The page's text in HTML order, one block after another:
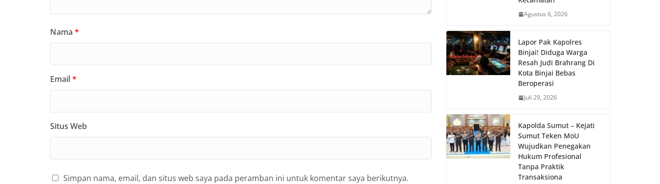
Nama *
Email*
Situs Web
Simpan nama, email, dan situs web saya pada peramban ini untuk komentar saya berikutnya.
Agustus 6, 2026
Lapor Pak Kapolres
Binjai! Diduga Warga
Resah Judi Brahrang Di
Kota Binjai Bebas
Beroperasi
Juli 29, 2026
Kapolda Sumut – Kejati
Sumut Teken MoU
Wujudkan Penegakan
Hukum Profesional
Tanpa Praktik
Transaksiona